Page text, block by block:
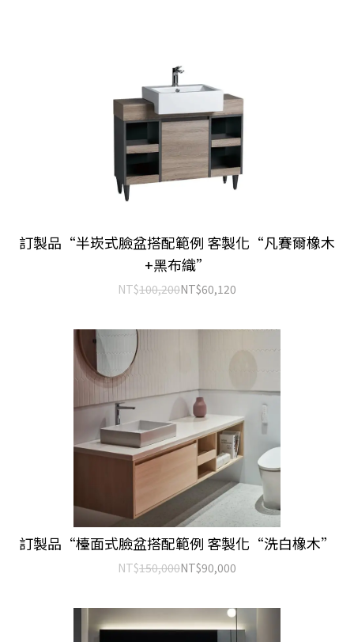
訂製品“半崁式臉盆搭配範例 客製化“凡賽爾橡木
+黑布織”
NT$100,200NT$60,120
訂製品“檯面式臉盆搭配範例 客製化“洗白橡木”
NT$150,000NT$90,000